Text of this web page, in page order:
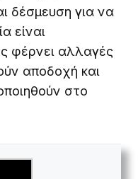
δέσμευση για να
είναι
φέρνει αλλαγές
αποδοχή και
στο